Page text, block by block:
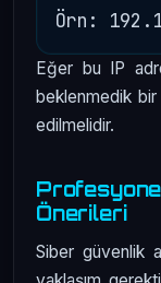
Eğer bu IP
beklenmedik
edilmelidir.
Önerileri
Siber güvenlik